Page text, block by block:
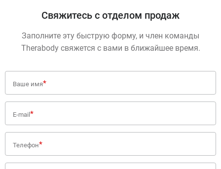
Свяжитесь с отделом продаж
Заполните эту быструю форму, и член команды
Therabody свяжется с вами в ближайшее время.
Свяжитесь
с
нами
Ваше имя*
E-mail *
Телефон*